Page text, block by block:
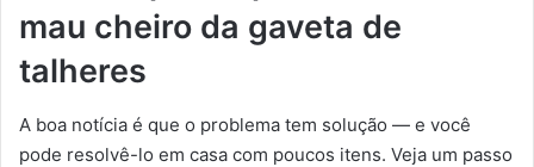
mau cheiro da gaveta de
talheres
A boa notícia é que o problema tem solução — e você
pode resolvê-lo em casa com poucos itens. Veja um passo